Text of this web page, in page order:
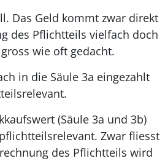
Das Geld kommt zwar direkt
des Pflichtteils vielfach doch
wie oft gedacht.
in die Säule 3a eingezahlt
(Säule 3a und 3b)
Zwar fliesst
des Pflichtteils wird